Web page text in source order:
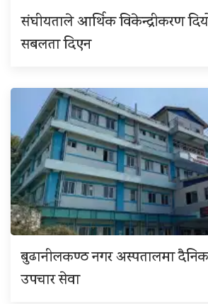
संघीयताले आर्थिक विकेन्द्रीकरण
सबलता दिएन
बुढानीलकण्ठ नगर अस्पतालमा
उपचार सेवा